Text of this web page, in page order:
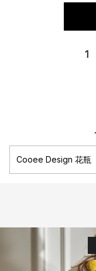
1
Cooee Design 花瓶